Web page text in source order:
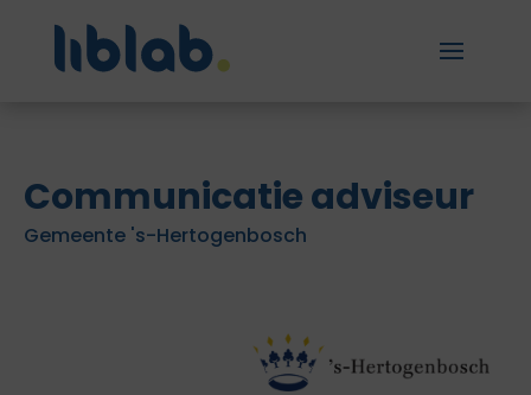
Communicatie adviseur
Gemeente 's-Hertogenbosch